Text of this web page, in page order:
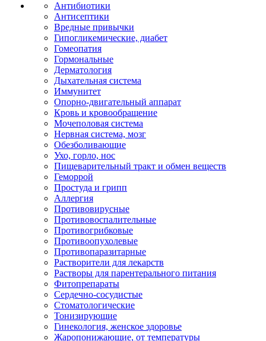
Антибиотики
Антисептики
Вредные привычки
Гипогликемические, диабет
Гомеопатия
Гормональные
Дерматология
Дыхательная система
Иммунитет
Опорно-двигательный аппарат
Кровь и кровообращение
Мочеполовая система
Нервная система, мозг
Обезболивающие
Ухо, горло, нос
Пищеварительный тракт и обмен веществ
Геморрой
Простуда и грипп
Аллергия
Противовирусные
Противовоспалительные
Противогрибковые
Противоопухолевые
Противопаразитарные
Растворители для лекарств
Растворы для парентерального питания
Фитопрепараты
Сердечно-сосудистые
Стоматологические
Тонизирующие
Гинекология, женское здоровье
Жаропонижающие, от температуры